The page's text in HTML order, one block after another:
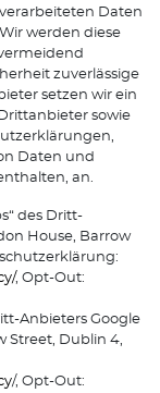
Daten
werden diese
zuverlässige
setzen wir ein
sowie
Daten und
an.
des Dritt-
House, Barrow
, Opt-Out:
Anbieters Google
Street, Dublin 4,
/, Opt-Out: